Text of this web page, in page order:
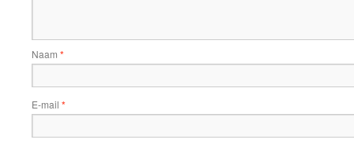
Naam *
E-mail *